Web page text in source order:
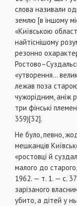
слова називали
землю [в іншому
«Київською
найтіснішому
резонно
«утворення...
лежав поза
чужорідним, аніж
три фінські
359)[32].
Не було, певно,
мешканців
«ростовці й
малого до
1962. — т. 1. — с.
зарізаного
убито, а дітей у